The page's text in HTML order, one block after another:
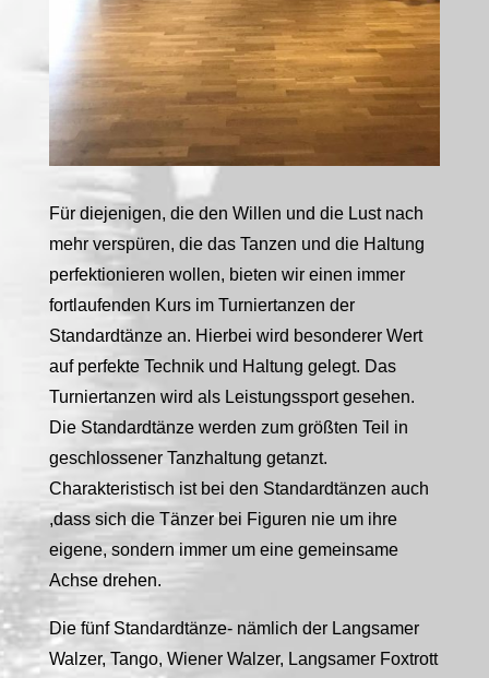
Für diejenigen, die den Willen und die Lust nach
mehr verspüren, die das Tanzen und die Haltung
perfektionieren wollen, bieten wir einen immer
fortlaufenden Kurs im Turniertanzen der
Standardtänze an. Hierbei wird besonderer Wert
auf perfekte Technik und Haltung gelegt. Das
Turniertanzen wird als Leistungssport gesehen.
Die Standardtänze werden zum größten Teil in
geschlossener Tanzhaltung getanzt.
Charakteristisch ist bei den Standardtänzen auch
,dass sich die Tänzer bei Figuren nie um ihre
eigene, sondern immer um eine gemeinsame
Achse drehen.
Die fünf Standardtänze- nämlich der Langsamer
Walzer, Tango, Wiener Walzer, Langsamer Foxtrott